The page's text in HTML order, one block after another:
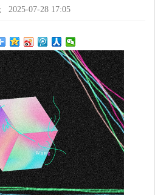
2025-07-28 17:05